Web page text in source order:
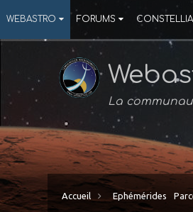
WEBASTRO FORUMS CONSTELLIA
La
Accueil Ephémérides